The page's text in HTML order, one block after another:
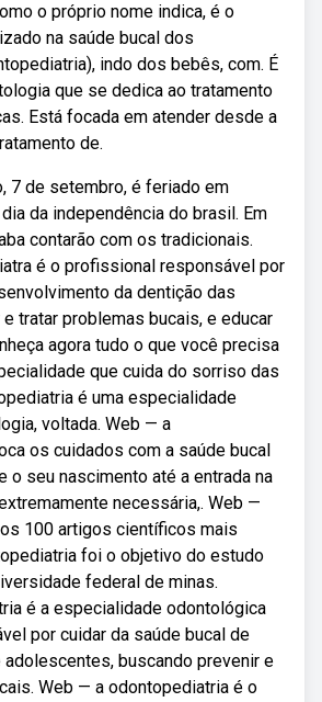
o próprio nome indica, é o
na saúde bucal dos
indo dos bebês, com. É
que se dedica ao tratamento
Está focada em atender desde a
de.
7 de setembro, é feriado em
da independência do brasil. Em
contarão com os tradicionais.
é o profissional responsável por
da dentição das
tratar problemas bucais, e educar
agora tudo o que você precisa
que cuida do sorriso das
é uma especialidade
voltada. Web — a
os cuidados com a saúde bucal
o seu nascimento até a entrada na
necessária,. Web —
100 artigos científicos mais
foi o objetivo do estudo
federal de minas.
é a especialidade odontológica
por cuidar da saúde bucal de
buscando prevenir e
Web — a odontopediatria é o